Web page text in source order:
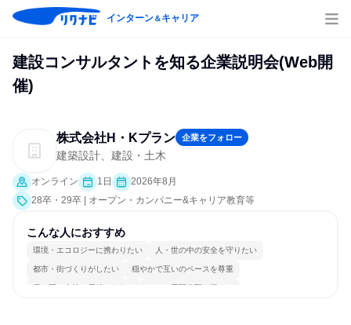
インターン＆キャリア
建設コンサルタントを知る企業説明会(Web開
催)
株式会社H・Kプラン 企業をフォロー
建築設計、建設・土木
オンライン 1日
2026年8月
28卒・29卒 | オープン・カンパニー&キャリア教育等
こんな人におすすめ
環境・エコロジーに携わりたい 人・世の中の安全を守りたい
都市・街づくりがしたい 穏やかで互いのペースを尊重
長く同じ会社に居続けられる 一つの専門分野を極める